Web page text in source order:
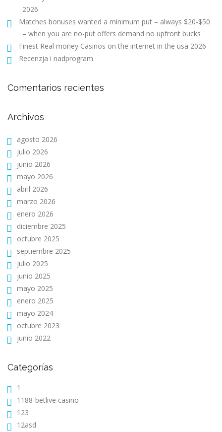
2026
Matches bonuses wanted a minimum put – always $20-$50
– when you are no-put offers demand no upfront bucks
Finest Real money Casinos on the internet in the usa 2026
Recenzja i nadprogram
Comentarios recientes
Archivos
agosto 2026
julio 2026
junio 2026
mayo 2026
abril 2026
marzo 2026
enero 2026
diciembre 2025
octubre 2025
septiembre 2025
julio 2025
junio 2025
mayo 2025
enero 2025
mayo 2024
octubre 2023
junio 2022
Categorías
1
1188-betlive casino
123
12asd